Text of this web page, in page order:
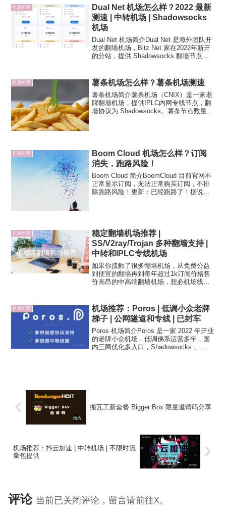
早期支持注册支持试用，后来担心被玩坏
了就取...
机场推荐
Dual Net 机场怎么样？2022 最新
测速 | 中转机场 | Shadowsocks
机场
Dual Net 机场简介Dual Net 是海外团队开
发的翻墙机场，Bitz Net 家在2022年新开
的分站，提供 Shadowsocks 翻墙节点，
场面...
机场推荐 薯条机场怎么样？薯条机场测速
薯条机场简介薯条机场（CNIX）是一家老
牌翻墙机场，提供IPLC内网专线节点，翻
墙协议为 Shadowsocks。薯条节点数量超
机场推荐
Boom Cloud 机场怎么样？订阅
消失，跑路风险！
Boom Cloud 简介BoomCloud 目前官网不
正常显示订阅，无法正常购买订阅，不排
除跑路风险！更新：已经跑路了！据说机
机场推荐
稳定翻墙机场推荐 |
SS/V2ray/Trojan 多种翻墙支持 |
中转和IPLC专线机场
如果你接触了很多翻墙机场，从免费公益
到便宜的翻墙再到每年超过1k订阅价格售
价高昂的中高端翻墙机场，想必机场线路
体验，即配置好翻墙线路后基本不用再去
管它，不需要频繁切换翻...
机场推荐
机场推荐：Poros | 低调小众老牌
梯子 | 公网隧道和专线 | 已封车
Poros 机场简介Poros 是一家 2022 年开业
的老牌小众机场，低调佛系运营多年，国
内三网优化多入口，Shadowsocks 、
搬瓦工新套餐 Bigger Box 限量邀请码分享
机场推荐：抖云加速 | 中转机场 | 不限时流
量包提供
评论 当前已关闭评论，留言请前往X。